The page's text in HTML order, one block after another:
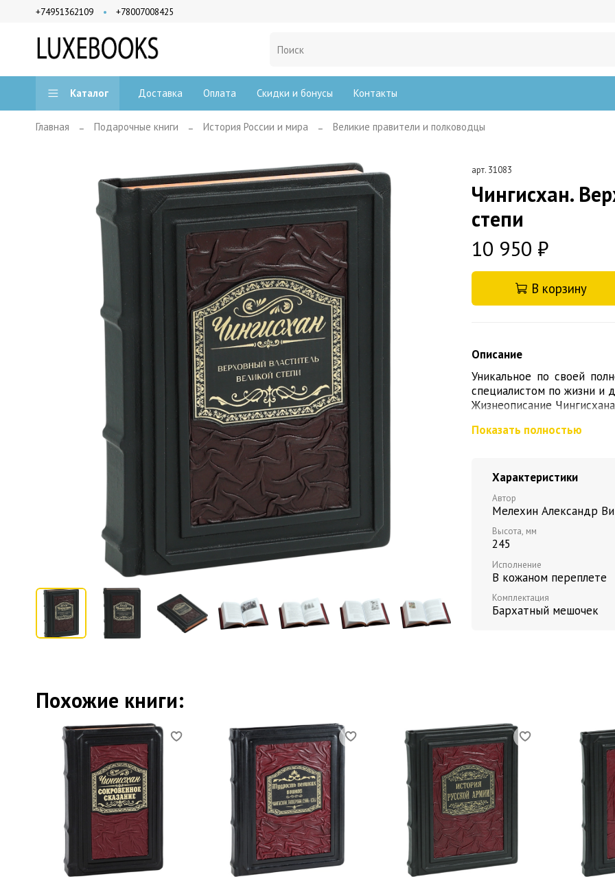
+74951362109 +78007008425
Каталог Доставка Оплата Скидки и бонусы Контакты
Главная Подарочные книги История России и мира Великие правители и полководцы
арт. 31083
Чингисхан.
степи
10 950 ₽
В корзину
Описание
Уникальное по своей
специалистом по жизни и
Жизнеописание
автором в
Автор книги
крупнейших в России и в
переводчик он более
наследия Чингисхана.
монголов» (перевод
Г. Б. Ярославцевым),
«Чингисхан.
«Ордынский период.
мира», «Чингисхан»,
На страницах этой
их предсказания. Вы
Показать полностью
Характеристики
Автор
Мелехин Александр
Высота, мм
245
Исполнение
В кожаном переплете
Комплектация
Бархатный мешочек
Похожие книги: